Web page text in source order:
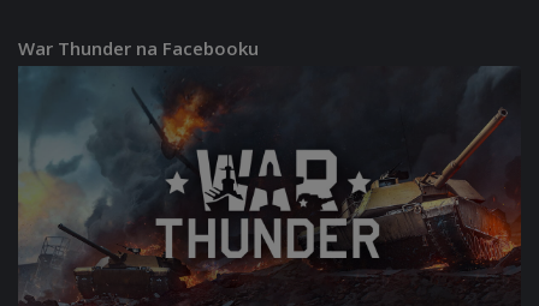
War Thunder na Facebooku